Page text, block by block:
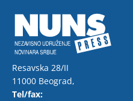
Resavska 28/II
11000 Beograd,
Tel/fax: